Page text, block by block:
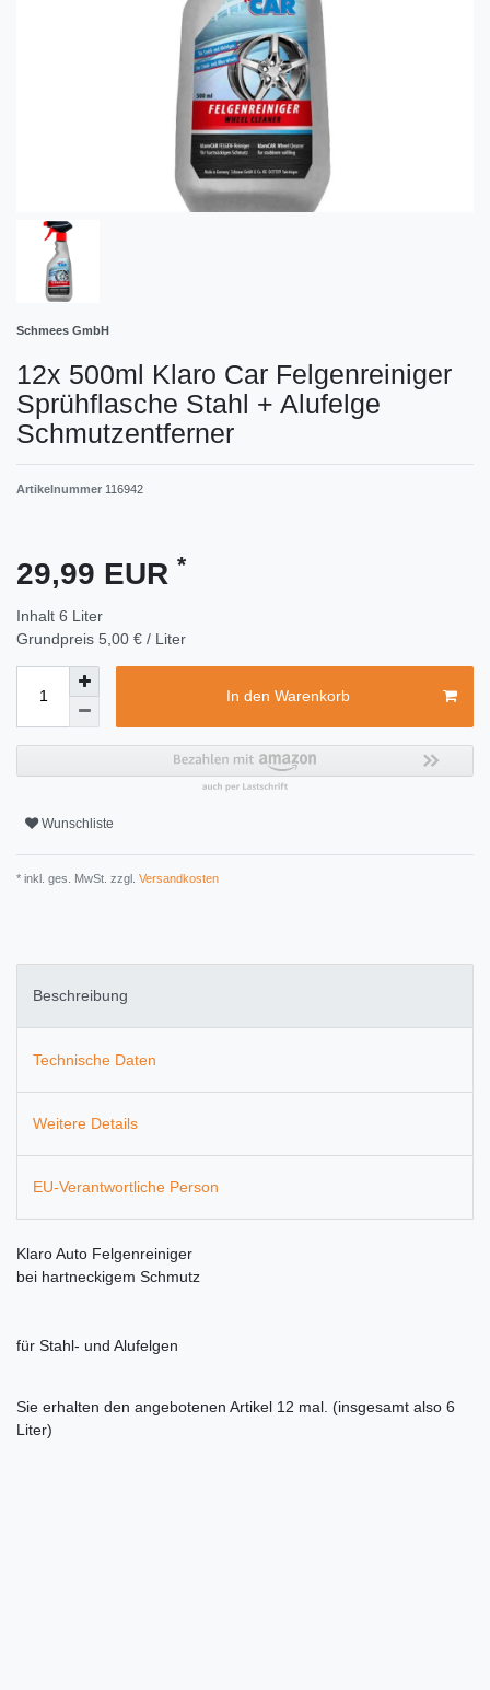
Schmees GmbH
12x 500ml Klaro Car Felgenreiniger
Sprühflasche Stahl + Alufelge
Schmutzentferner
Artikelnummer 116942
29,99 EUR *
Inhalt 6 Liter
Grundpreis 5,00 € / Liter
In den Warenkorb
Wunschliste
* inkl. ges. MwSt. zzgl. Versandkosten
Beschreibung
Technische Daten
Weitere Details
EU-Verantwortliche Person
Klaro Auto Felgenreiniger
bei hartneckigem Schmutz
für Stahl- und Alufelgen
Sie erhalten den angebotenen Artikel 12 mal. (insgesamt also 6
Liter)